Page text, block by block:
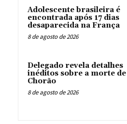
Adolescente brasileira é
encontrada após 17 dias
desaparecida na França
8 de agosto de 2026
Delegado revela detalhes
inéditos sobre a morte de
Chorão
8 de agosto de 2026